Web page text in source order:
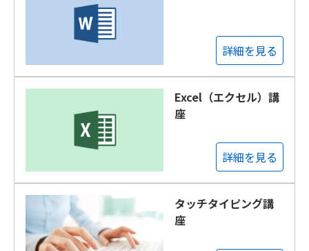
詳細を見る
Excel（エクセル）講
座
詳細を見る
タッチタイピング講
座